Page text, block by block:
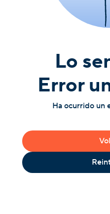
Lo
Error
Ha ocurrido un